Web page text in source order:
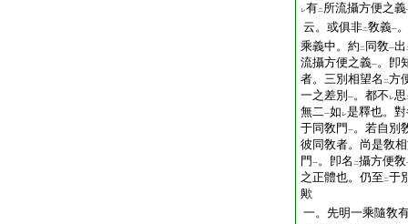
レ有二 所流攝方便之義
云。或俱非二敎義一
乘義中。約 二 同敎一出
流攝方便之義一。卽
者。三別相望名 二方
一之差別 一。都不 レ思
無二一如 レ是釋也。對
于同敎門 一。若自別
彼同敎者。尚是敎
門 一。卽名 二攝方便敎
之正體也。仍至 二于
歟
一。先明一乘隨敎